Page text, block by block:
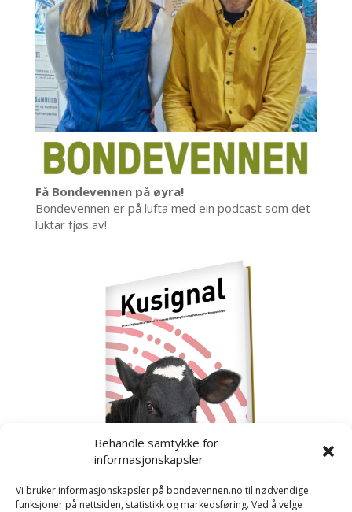
Behandle samtykke for
informasjonskapsler
Vi bruker informasjonskapsler på bondevennen.no til nødvendige
funksjoner på nettsiden, statistikk og markedsføring. Ved å velge
Få Bondevennen på øyra!
Bondevennen er på lufta med ein podcast som det
luktar fjøs av!